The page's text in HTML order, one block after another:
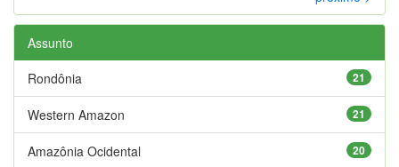
Assunto
21
Rondônia
21
Western Amazon
20
Amazônia Ocidental